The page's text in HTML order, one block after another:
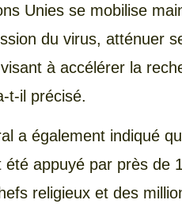
Unies se mobilise
du virus, atténuer
à accélérer la
t-il précisé.
a également indiqué
été appuyé par près de
religieux et des